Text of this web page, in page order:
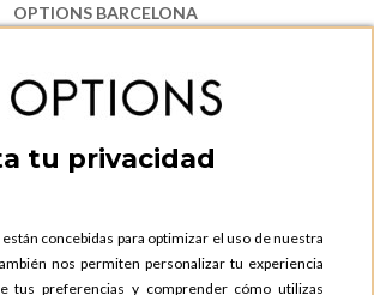
OPTIONS BARCELONA
Santa Perpetua de Moguda, Barcelona
ESPAñA
Teléfono:
+34 935 724 041
BARCELONA SHOWROOM
ESPAñA
Teléfono:+34 935 724 041
tu privacidad
concebidas para optimizar el uso de nuestra
nos permiten personalizar tu experiencia
tus preferencias y comprender cómo utilizas